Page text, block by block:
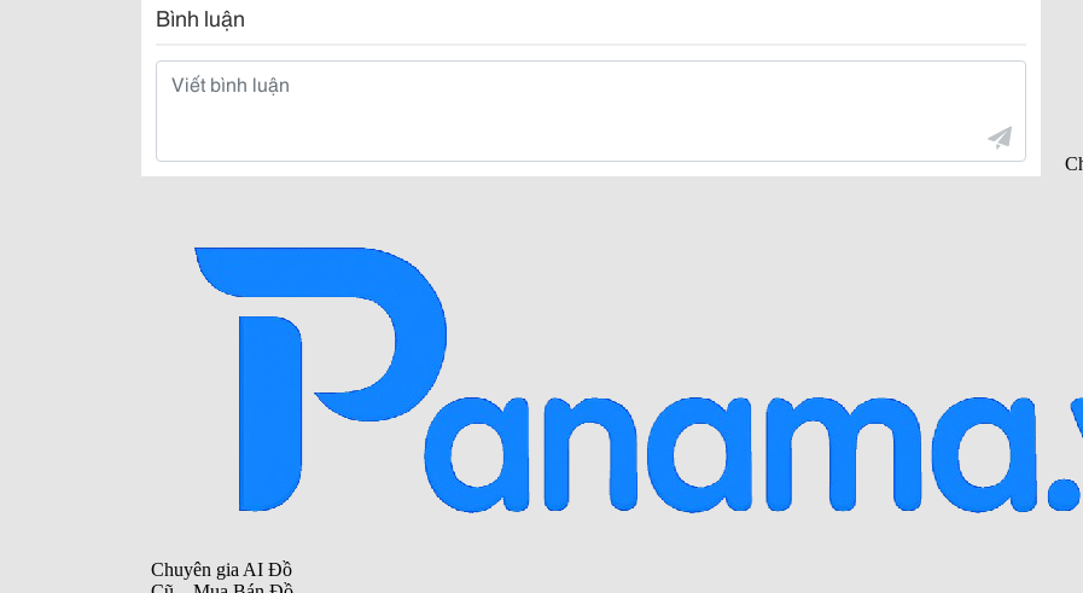
Bình luận